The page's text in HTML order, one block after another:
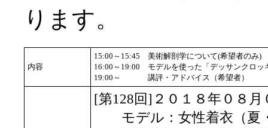
ります。
内容
15:00～15:45
16:00～19:00
19:00～
美術解剖学について(希望者のみ)
モデルを使った「デッサンクロッ
講評・アドバイス（希望者）
[第128回]２０１８年０８月
モデル：女性着衣（夏